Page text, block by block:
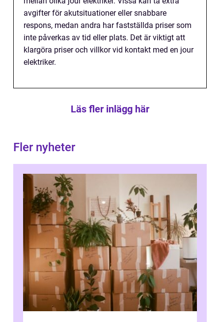
avgifter för akutsituationer eller snabbare
respons, medan andra har fastställda priser som
inte påverkas av tid eller plats. Det är viktigt att
klargöra priser och villkor vid kontakt med en jour
elektriker.
Läs fler inlägg här
Fler nyheter